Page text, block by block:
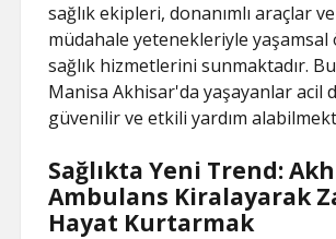
sağlık ekipleri, donanımlı araçlar
müdahale yetenekleriyle yaşamsal
sağlık hizmetlerini sunmaktadır.
Manisa Akhisar'da yaşayanlar acil
güvenilir ve etkili yardım
Sağlıkta Yeni Trend:
Ambulans Kiralayarak
Hayat Kurtarmak